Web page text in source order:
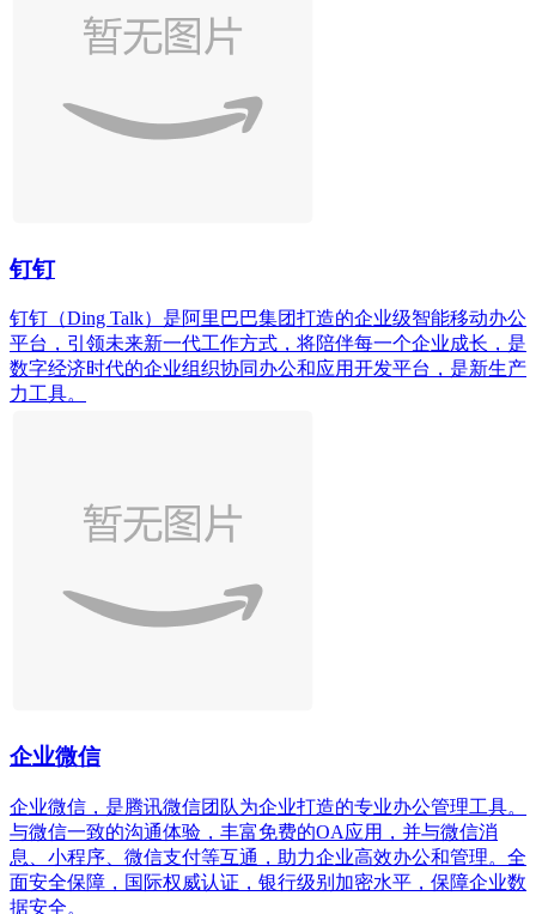
钉钉
钉钉（Ding Talk）是阿里巴巴集团打造的企业级智能移动办公
平台，引领未来新一代工作方式，将陪伴每一个企业成长，是
数字经济时代的企业组织协同办公和应用开发平台，是新生产
力工具。
企业微信
企业微信，是腾讯微信团队为企业打造的专业办公管理工具。
与微信一致的沟通体验，丰富免费的OA应用，并与微信消
息、小程序、微信支付等互通，助力企业高效办公和管理。全
面安全保障，国际权威认证，银行级别加密水平，保障企业数
据安全。